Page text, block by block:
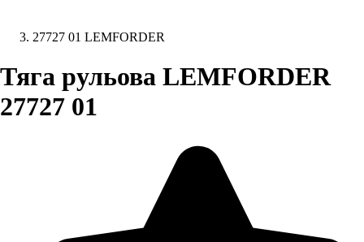
27727 01 LEMFORDER
Тяга рульова LEMFORDER
27727 01